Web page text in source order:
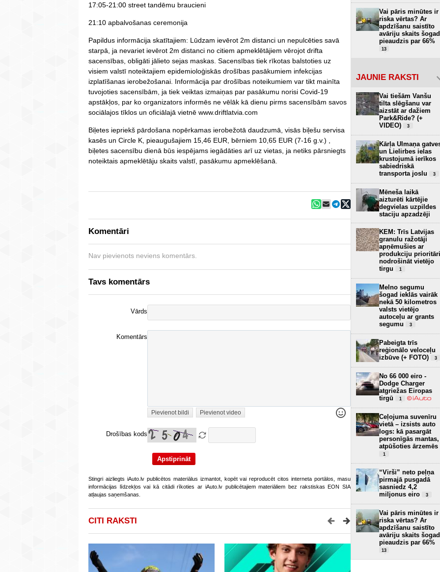
17:05-21:00 street tandēmu braucieni
21:10 apbalvošanas ceremonija
Papildus informācija skatītajiem: Lūdzam ievērot 2m distanci un nepulcēties savā
starpā, ja nevariet ievērot 2m distanci no citiem apmeklētājiem vērojot drifta
sacensības, obligāti jālieto sejas maskas. Sacensības tiek rīkotas balstoties uz
visiem valstī noteiktajiem epidemioloģiskās drošības pasākumiem infekcijas
izplatīšanas ierobežošanai. Informācija par drošības noteikumiem var tikt mainīta
tuvojoties sacensībām, ja tiek veiktas izmaiņas par pasākumu norisi Covid-19
apstākļos, par ko organizators informēs ne vēlāk kā dienu pirms sacensībām savos
sociālajos tīklos un oficiālajā vietnē www.driftlatvia.com
Biļetes iepriekš pārdošana nopērkamas ierobežotā daudzumā, visās biļešu servisa
kasēs un Circle K, pieaugušajiem 15,46 EUR, bērniem 10,65 EUR (7-16 g.v.) ,
biļetes sacensību dienā būs iespējams iegādāties arī uz vietas, ja netiks pārsniegts
noteiktais apmeklētāju skaits valstī, pasākumu apmeklēšanā.
Komentāri
Nav pievienots neviens komentārs.
Tavs komentārs
Vārds
Komentārs
Pievienot bildi Pievienot video
Drošības kods
Stingri aizliegts iAuto.lv publicētos materiālus izmantot, kopēt vai reproducēt citos interneta portālos, masu
informācijas līdzekļos vai kā citādi rīkoties ar iAuto.lv publicētajiem materiāliem bez rakstiskas EON SIA
atļaujas saņemšanas.
CITI RAKSTI
Vai pāris minūtes ir
riska vērtas? Ar
apdzīšanu saistīto
avāriju skaits šogad
pieaudzis par 66%
13
JAUNIE RAKSTI
Vai tiešām Vanšu
tilta slēgšanu var
aizstāt ar dažiem
Park&Ride? (+
VIDEO)
3
Kārļa Ulmaņa
un Lielirbes ielas
krustojumā ierīkos
sabiedriskā
transporta joslu
3
Mēneša laikā
aizturēti kārtējie
degvielas uzpildes
staciju apzadzēji
KEM: Trīs Latvijas
granulu ražotāji
apņēmušies ar
produkciju prioritāri
nodrošināt vietējo
tirgu
1
Melno segumu
šogad ieklās vairāk
nekā 50 kilometros
valsts vietējo
autoceļu ar grants
segumu
3
Pabeigta trīs
reģionālo veloceļu
izbūve (+ FOTO)
3
No 66 000 eiro -
Dodge Charger
atgriežas Eiropas
tirgū
1
Ceļojuma suvenīru
vietā – izsists auto
logs: kā pasargāt
personīgās mantas,
atpūšoties ārzemēs
1
“Virši” neto peļņa
pirmajā pusgadā
sasniedz 4,2
miljonus eiro
3
Vai pāris minūtes ir
riska vērtas? Ar
apdzīšanu saistīto
avāriju skaits šogad
pieaudzis par 66%
13